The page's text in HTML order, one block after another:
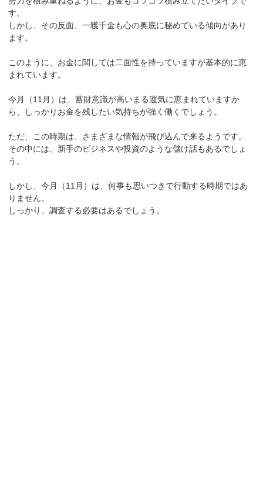
す。
しかし、その反面、一獲千金も心の奥底に秘めている傾向があり
ます。
このように、お金に関しては二面性を持っていますが基本的に恵
まれています。
今月（11月）は、蓄財意識が高いまる運気に恵まれていますか
ら、しっかりお金を残したい気持ちが強く働くでしょう。
ただ、この時期は、さまざまな情報が飛び込んで来るようです。
その中には、新手のビジネスや投資のような儲け話もあるでしょ
う。
しかし、今月（11月）は、何事も思いつきで行動する時期ではあ
りません。
しっかり、調査する必要はあるでしょう。